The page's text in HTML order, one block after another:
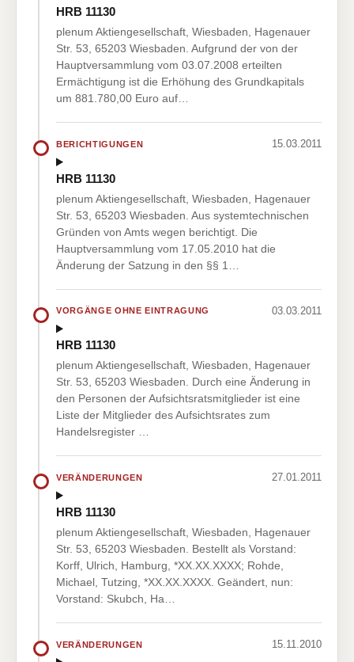
HRB 11130
plenum Aktiengesellschaft, Wiesbaden, Hagenauer
Str. 53, 65203 Wiesbaden. Aufgrund der von der
Hauptversammlung vom 03.07.2008 erteilten
Ermächtigung ist die Erhöhung des Grundkapitals
um 881.780,00 Euro auf…
BERICHTIGUNGEN 15.03.2011
HRB 11130
plenum Aktiengesellschaft, Wiesbaden, Hagenauer
Str. 53, 65203 Wiesbaden. Aus systemtechnischen
Gründen von Amts wegen berichtigt. Die
Hauptversammlung vom 17.05.2010 hat die
Änderung der Satzung in den §§ 1…
VORGÄNGE OHNE EINTRAGUNG 03.03.2011
HRB 11130
plenum Aktiengesellschaft, Wiesbaden, Hagenauer
Str. 53, 65203 Wiesbaden. Durch eine Änderung in
den Personen der Aufsichtsratsmitglieder ist eine
Liste der Mitglieder des Aufsichtsrates zum
Handelsregister …
VERÄNDERUNGEN 27.01.2011
HRB 11130
plenum Aktiengesellschaft, Wiesbaden, Hagenauer
Str. 53, 65203 Wiesbaden. Bestellt als Vorstand:
Korff, Ulrich, Hamburg, *XX.XX.XXXX; Rohde,
Michael, Tutzing, *XX.XX.XXXX. Geändert, nun:
Vorstand: Skubch, Ha…
VERÄNDERUNGEN 15.11.2010